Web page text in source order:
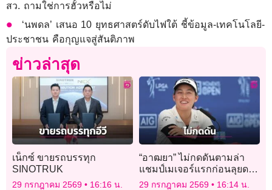
สว. ถามใช่การฮั้วหรือไม่
‘นพดล’ เสนอ 10 ยุทธศาสตร์ดับไฟใต้ ชี้ข้อมูล-เทคโนโลยี-
ประชาชน คือกุญแจสู่สันติภาพ
ข่าวล่าสุด
เน็กซ์ ขายรถบรรทุก
SINOTRUK
29 กรกฎาคม 2569 16:16 น.
“อาฒยา” ไม่กดดันตามล่า
แชมป์เมเจอร์แรกก่อนลุยดวล
วงสวิงเอไอจี วีเมนส์ โอเพ่น
29 กรกฎาคม 2569 16:14 น.